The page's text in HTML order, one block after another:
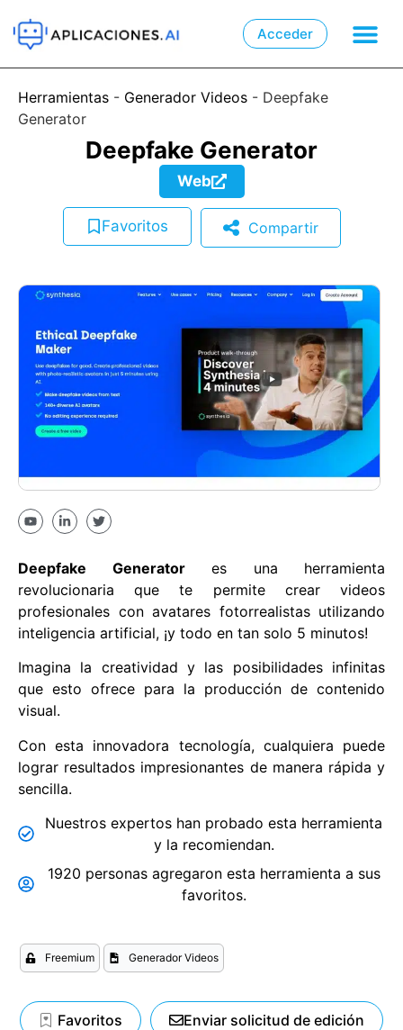
Acceder
Herramientas - Generador Videos - Deepfake
Generator
Deepfake Generator
Web
Favoritos Compartir
Deepfake Generatores una herramienta
revolucionaria que te permite crear videos
profesionales con avatares fotorrealistas utilizando
inteligencia artificial, ¡y todo en tan solo 5 minutos!
Imagina la creatividad y las posibilidades infinitas
que esto ofrece para la producción de contenido
visual.
Con esta innovadora tecnología, cualquiera puede
lograr resultados impresionantes de manera rápida y
sencilla.
Nuestros expertos han probado esta herramienta
y la recomiendan.
1920 personas agregaron esta herramienta a sus
favoritos.
Freemium Generador Videos
Favoritos Enviar solicitud de edición